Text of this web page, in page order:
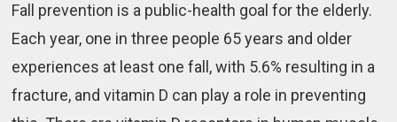
Fall prevention is a public-health goal for the elderly.
Each year, one in three people 65 years and older
experiences at least one fall, with 5.6% resulting in a
fracture, and vitamin D can play a role in preventing